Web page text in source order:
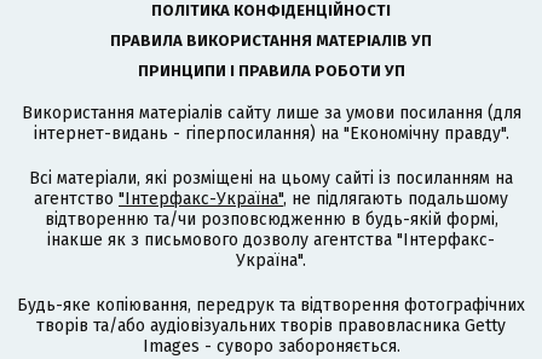
ПОЛІТИКА КОНФІДЕНЦІЙНОСТІ
ПРАВИЛА ВИКОРИСТАННЯ МАТЕРІАЛІВ УП
ПРИНЦИПИ І ПРАВИЛА РОБОТИ УП
Використання матеріалів сайту лише за умови посилання (для
інтернет-видань - гіперпосилання) на "Економічну правду".
Всі матеріали, які розміщені на цьому сайті із посиланням на
агентство "Інтерфакс-Україна", не підлягають подальшому
відтворенню та/чи розповсюдженню в будь-якій формі,
інакше як з письмового дозволу агентства "Інтерфакс-
Україна".
Будь-яке копіювання, передрук та відтворення фотографічних
творів та/або аудіовізуальних творів правовласника Getty
Images - суворо забороняється.